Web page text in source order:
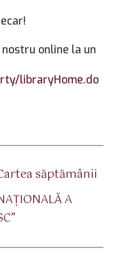
online la un
libraryHome.do
săptămânii
A